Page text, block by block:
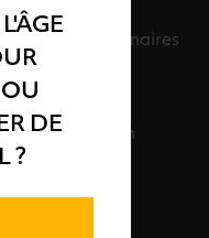
DE
?
avec nos partenaires
votre disposition
avec soins